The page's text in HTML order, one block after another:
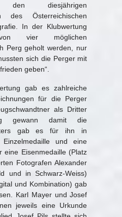
diesjährigen
des Österreichischen
In der Klubwertung
vier möglichen
Perg geholt werden, nur
sich die Perger mit
geben“.
gab es zahlreiche
für die Perger
als Dritter
gewann damit die
gab es für ihn in
Einzelmedaille und eine
eine Eisenmedaille (Platz
Fotografen Alexander
und in Schwarz-Weiss)
und Kombination) gab
Karl Mayer und Josef
jeweils eine Urkunde